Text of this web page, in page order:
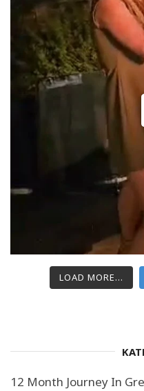
LOAD MORE...
12 Month Journey In